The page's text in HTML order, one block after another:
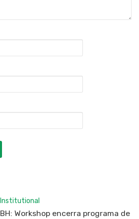
Institutional
BH: Workshop encerra programa de